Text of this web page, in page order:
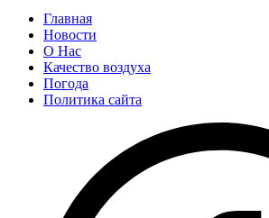
Главная
Новости
О Нас
Качество воздуха
Погода
Политика сайта